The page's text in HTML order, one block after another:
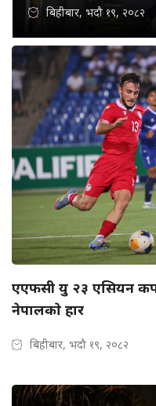
बिहीबार, भदौ १९, २०८२
एएफसी यु २३ एसियन
नेपालकाे हार
बिहीबार, भदौ १९, २०८२